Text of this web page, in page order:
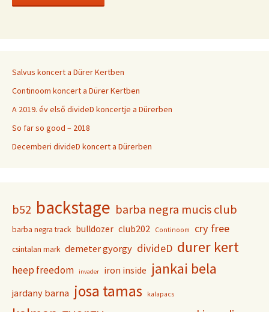
Salvus koncert a Dürer Kertben
Continoom koncert a Dürer Kertben
A 2019. év első divideD koncertje a Dürerben
So far so good – 2018
Decemberi divideD koncert a Dürerben
b52 backstage barba negra mucis club
barba negra track bulldozer club202 Continoom cry free
csintalan mark demeter gyorgy divideD durer kert
heep freedom invader iron inside jankai bela
jardany barna josa tamas kalapacs